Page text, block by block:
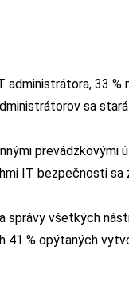
33 %
sa
prevádzkovými
IT bezpečnosti sa
správy všetkých
41 % opýtaných